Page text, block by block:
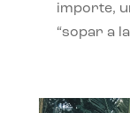
importe,
“sopar a